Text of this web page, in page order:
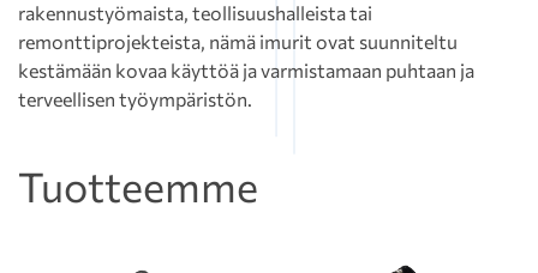
rakennustyömaista, teollisuushalleista tai
remonttiprojekteista, nämä imurit ovat suunniteltu
kestämään kovaa käyttöä ja varmistamaan puhtaan ja
terveellisen työympäristön.
Tuotteemme